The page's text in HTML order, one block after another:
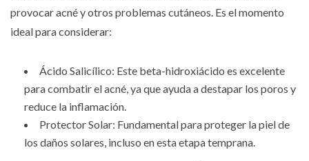
provocar acné y otros problemas cutáneos. Es el momento
ideal para considerar:
Ácido Salicílico: Este beta-hidroxiácido es excelente
para combatir el acné, ya que ayuda a destapar los poros y
reduce la inflamación.
Protector Solar: Fundamental para proteger la piel de
los daños solares, incluso en esta etapa temprana.